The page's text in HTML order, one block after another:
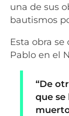
una de sus
bautismos
Esta obra
Pablo en el
“De
que